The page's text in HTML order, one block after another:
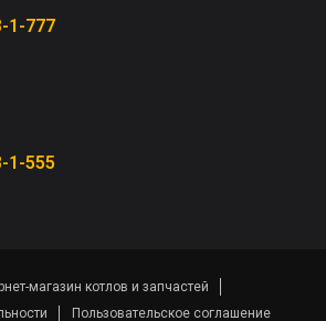
1-777
1-555
магазин котлов и запчастей
Пользовательское соглашение